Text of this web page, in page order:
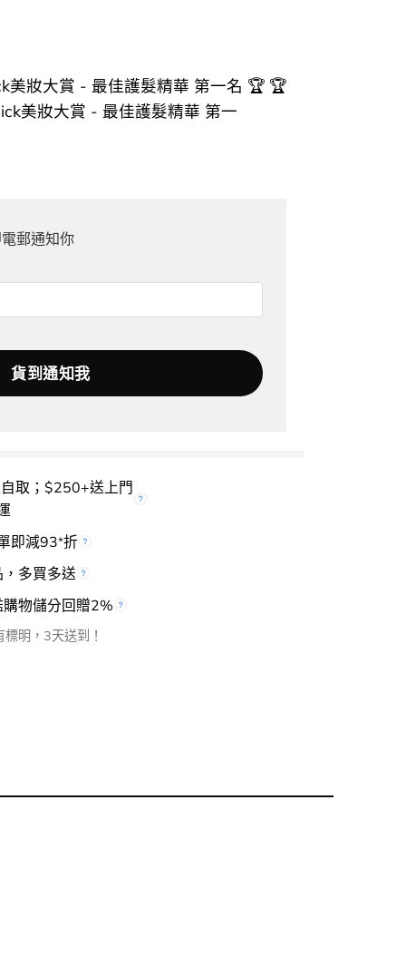
美妝大賞 - 最佳護髮精華 第一名 🏆 🏆
美妝大賞 - 最佳護髮精華 第一
郵通知你
取；$250+送上門
即減93*折
多買多送
物儲分回贈2%
明，3天送到！